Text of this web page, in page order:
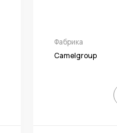
Фабрика
Camelgroup